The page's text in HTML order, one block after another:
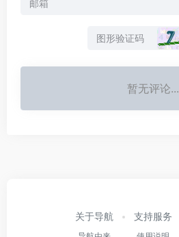
暂无评论...
关于导航 支持服务